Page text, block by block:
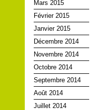
Mars 2015
Février 2015
Janvier 2015
Décembre 2014
Novembre 2014
Octobre 2014
Septembre 2014
Août 2014
Juillet 2014